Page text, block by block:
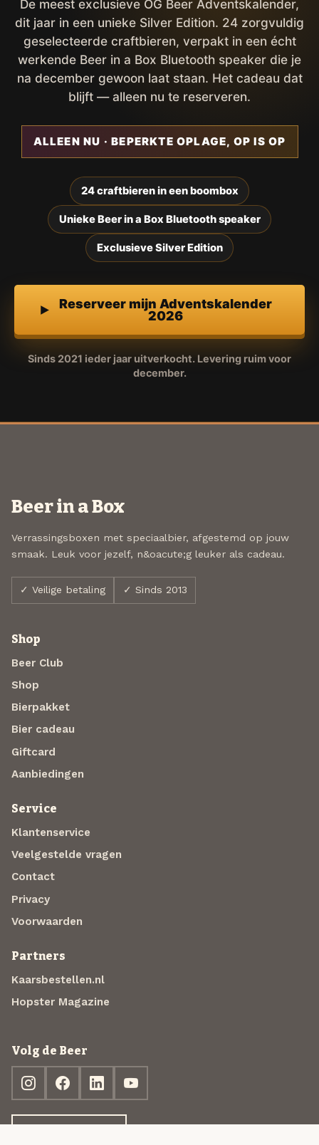
De meest exclusieve OG Beer Adventskalender,
dit jaar in een unieke Silver Edition. 24 zorgvuldig
geselecteerde craftbieren, verpakt in een écht
werkende Beer in a Box Bluetooth speaker die je
na december gewoon laat staan. Het cadeau dat
blijft — alleen nu te reserveren.
ALLEEN NU · BEPERKTE OPLAGE, OP IS OP
24 craftbieren in een boombox
Unieke Beer in a Box Bluetooth speaker
Exclusieve Silver Edition
Reserveer mijn Adventskalender
2026
Sinds 2021 ieder jaar uitverkocht. Levering ruim voor
december.
Beer in a Box
Verrassingsboxen met speciaalbier, afgestemd op jouw
smaak. Leuk voor jezelf, n&oacute;g leuker als cadeau.
✓ Veilige betaling ✓ Sinds 2013
Shop
Beer Club
Shop
Bierpakket
Bier cadeau
Giftcard
Aanbiedingen
Service
Klantenservice
Veelgestelde vragen
Contact
Privacy
Voorwaarden
Partners
Kaarsbestellen.nl
Hopster Magazine
Volg de Beer